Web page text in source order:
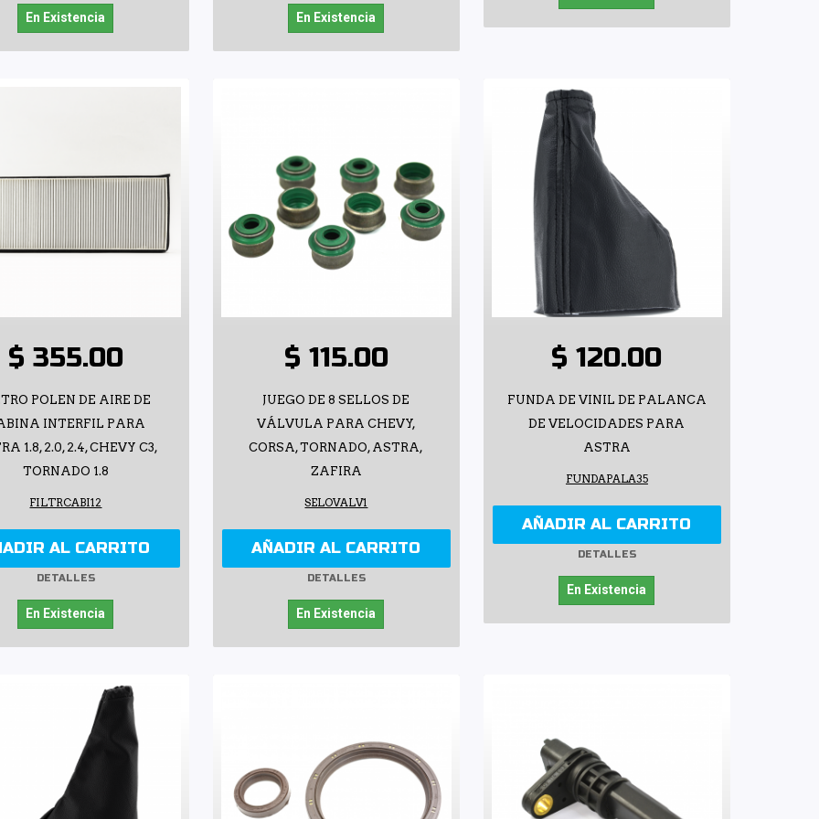
En Existencia En Existencia
$ 355.00
POLEN DE AIRE DE
INTERFIL PARA
1.8, 2.0, 2.4, CHEVY C3,
TORNADO 1.8
FILTRCABI12
AL CARRITO
DETALLES
En Existencia
$ 115.00
JUEGO DE 8 SELLOS DE
VÁLVULA PARA CHEVY,
CORSA, TORNADO, ASTRA,
ZAFIRA
SELOVALV1
AÑADIR AL CARRITO
DETALLES
En Existencia
$ 120.00
FUNDA DE VINIL DE PALANCA
DE VELOCIDADES PARA
ASTRA
FUNDAPALA35
AÑADIR AL CARRITO
DETALLES
En Existencia